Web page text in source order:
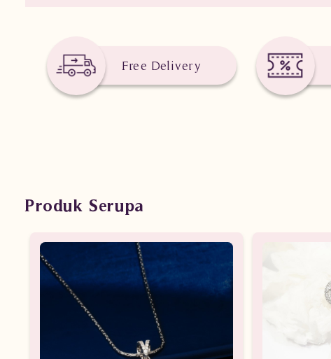
Free Delivery
Produk Serupa